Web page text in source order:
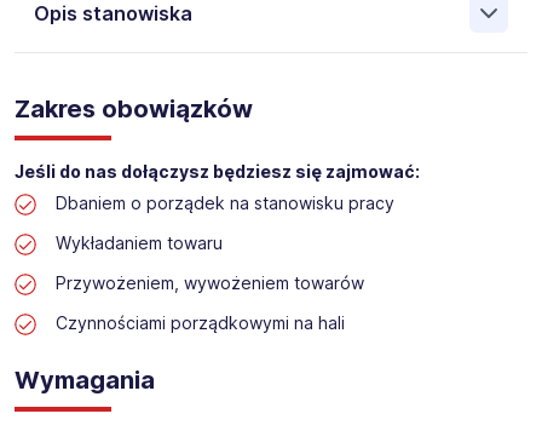
Opis stanowiska
Pośrednictwa Pracy i Doradztwa Personalnego Work &
Profit jest obecnie jedną z największych niezależnych
polskich agencji zatrudnienia. W ciągu wielu lat naszej
działalności daliśmy pracę przeszło 50 000 pracowników
w całym kraju. Skutecznie znajdujemy pracowników dla
największych firm, jak również małych rodzinnych
przedsiębiorstw w Polsce. Agencja jest wpisana pod nr
stanowisko:
Lokalizacja: Rumia
Zakres obowiązków
Jeśli do nas dołączysz będziesz się zajmować:
Dbaniem o porządek na stanowisku pracy
Wykładaniem towaru
Przywożeniem, wywożeniem towarów
Czynnościami porządkowymi na hali
Wymagania